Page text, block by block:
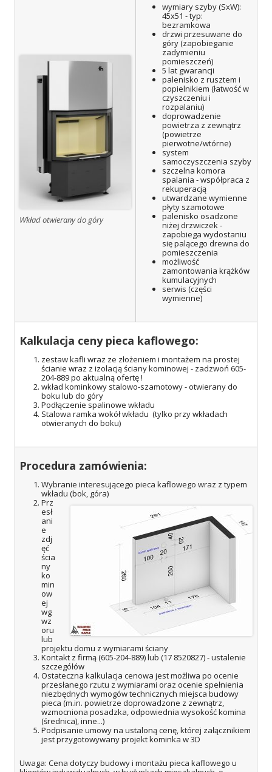
Wkład otwierany do góry
wymiary szyby (SxW):
45x51 - typ:
bezramkowa
drzwi przesuwane do
góry (zapobieganie
zadymieniu
pomieszczeń)
5 lat gwarancji
palenisko z rusztem i
popielnikiem (łatwość w
czyszczeniu i
rozpalaniu)
doprowadzenie
powietrza z zewnątrz
(powietrze
pierwotne/wtórne)
system
samoczyszczenia szyby
szczelna komora
spalania - współpraca z
rekuperacją
utwardzane wymienne
płyty szamotowe
palenisko osadzone
niżej drzwiczek -
zapobiega wydostaniu
się palącego drewna do
pomieszczenia
możliwość
zamontowania krążków
kumulacyjnych
serwis (części
wymienne)
Kalkulacja ceny pieca kaflowego:
zestaw kafli wraz ze złożeniem i montażem na prostej
ścianie wraz z izolacją ściany kominowej - zadzwoń 605-
204-889 po aktualną ofertę !
wkład kominkowy stalowo-szamotowy - otwierany do
boku lub do góry
Podłączenie spalinowe wkładu
Stalowa ramka wokół wkładu (tylko przy wkładach
otwieranych do boku)
Procedura zamówienia:
Wybranie interesującego pieca kaflowego wraz z typem
wkładu (bok, góra)
Prz
esł
ani
e
zdj
ęć
ścia
ny
ko
min
ow
ej
wg
wz
oru
lub
projektu domu z wymiarami ściany
Kontakt z firmą (605-204-889) lub (17 8520827) - ustalenie
szczegółów
Ostateczna kalkulacja cenowa jest możliwa po ocenie
przesłanego rzutu z wymiarami oraz ocenie spełnienia
niezbędnych wymogów technicznych miejsca budowy
pieca (m.in. powietrze doprowadzone z zewnątrz,
wzmocniona posadzka, odpowiednia wysokość komina
(średnica), inne...)
Podpisanie umowy na ustaloną cenę, której załącznikiem
jest przygotowywany projekt kominka w 3D
Uwaga: Cena dotyczy budowy i montażu pieca kaflowego u